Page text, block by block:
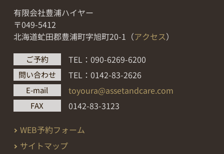
有限会社豊浦ハイヤー
〒049-5412
北海道虻田郡豊浦町字旭町20-1（アクセス）
ご予約 TEL：090-6269-6200
問い合わせ TEL：0142-83-2626
E-mail toyoura@assetandcare.com
FAX
0142-83-3123
WEB予約フォーム
サイトマップ